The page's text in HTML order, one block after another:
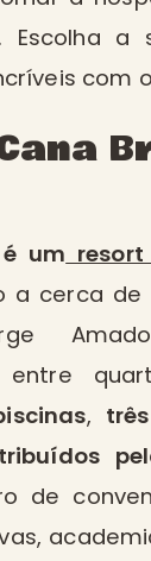
Escolha a
com
um
a cerca
,
de